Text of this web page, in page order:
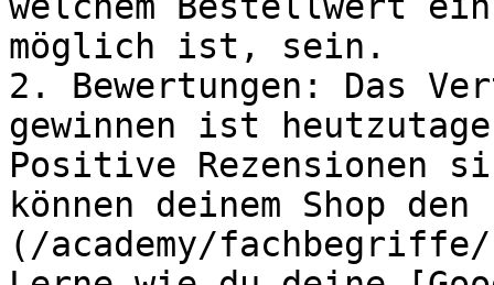
möglich ist, sein.
2. Bewertungen: Das
gewinnen ist
Positive Rezensionen
können deinem Shop
(/academy/fachbegriffe/